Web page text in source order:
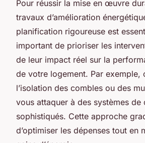
Pour réussir la mise en œuvre
travaux d’amélioration
planification rigoureuse est
important de prioriser les
de leur impact réel sur la
de votre logement. Par exemple,
l’isolation des combles ou des
vous attaquer à des systèmes de
sophistiqués. Cette approche
d’optimiser les dépenses tout en